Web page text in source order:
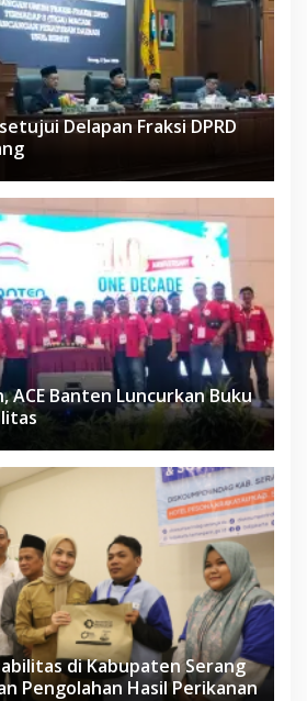
Delapan Fraksi DPRD
ACE Banten Luncurkan Buku
di Kabupaten Serang
Pengolahan Hasil Perikanan